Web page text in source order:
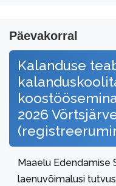
Päevakorral
Kalanduse
2026
Maaelu Edendamise
laenuvõimalusi